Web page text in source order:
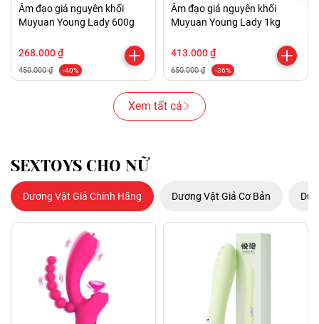
Âm đạo giả nguyên khối
Muyuan Young Lady 600g
268.000 ₫
450.000 ₫ -40%
Âm đạo giả nguyên khối
Muyuan Young Lady 1kg
413.000 ₫
650.000 ₫ -36%
Xem tất cả
SEXTOYS CHO NỮ
Dương Vật Giả Chính Hãng Dương Vật Giả Cơ Bản